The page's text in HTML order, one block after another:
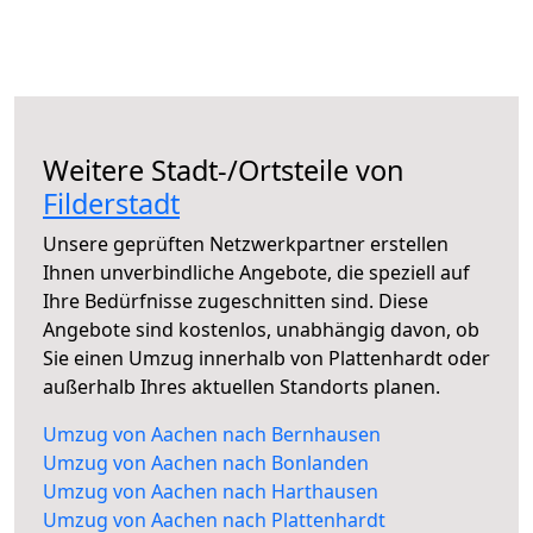
Weitere Stadt-/Ortsteile von
Filderstadt
Unsere geprüften Netzwerkpartner erstellen
Ihnen unverbindliche Angebote, die speziell auf
Ihre Bedürfnisse zugeschnitten sind. Diese
Angebote sind kostenlos, unabhängig davon, ob
Sie einen Umzug innerhalb von Plattenhardt oder
außerhalb Ihres aktuellen Standorts planen.
Umzug von Aachen nach Bernhausen
Umzug von Aachen nach Bonlanden
Umzug von Aachen nach Harthausen
Umzug von Aachen nach Plattenhardt